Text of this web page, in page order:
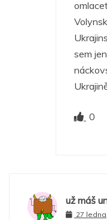
sem
0
už máš
27